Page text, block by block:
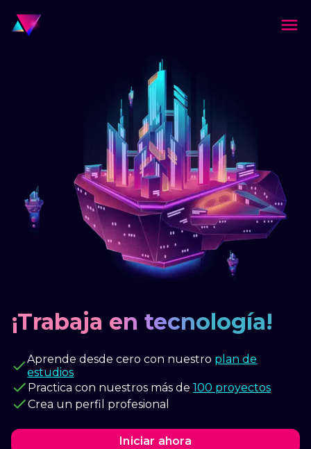
¡Trabaja en tecnología!
Aprende desde cero con nuestro plan de
estudios
Practica con nuestros más de 100 proyectos
Crea un perfil profesional
Iniciar ahora